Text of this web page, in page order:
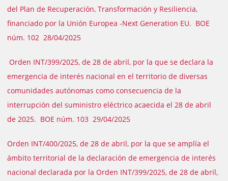
del Plan de Recuperación, Transformación y Resiliencia,
financiado por la Unión Europea -Next Generation EU. BOE
núm. 102 28/04/2025
Orden INT/399/2025, de 28 de abril, por la que se declara la
emergencia de interés nacional en el territorio de diversas
comunidades autónomas como consecuencia de la
interrupción del suministro eléctrico acaecida el 28 de abril
de 2025. BOE núm. 103 29/04/2025
Orden INT/400/2025, de 28 de abril, por la que se amplía el
ámbito territorial de la declaración de emergencia de interés
nacional declarada por la Orden INT/399/2025, de 28 de abril,